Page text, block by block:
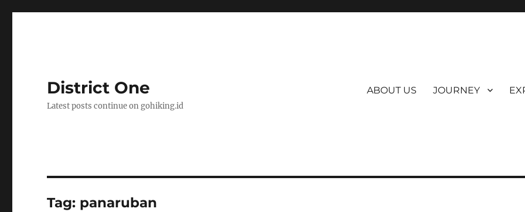
District One
Latest posts continue on gohiking.id
ABOUT US JOURNEY
Tag: panaruban